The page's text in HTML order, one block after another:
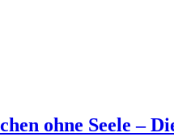
ohne Seele –